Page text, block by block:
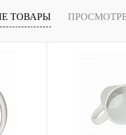
ТОВАРЫ